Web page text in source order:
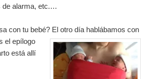
de alarma, etc.…
con tu bebé? El otro día hablábamos con
el epílogo
está allí